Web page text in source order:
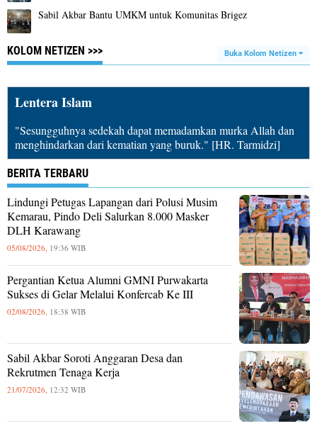
Sabil Akbar Bantu UMKM untuk Komunitas Brigez
KOLOM NETIZEN >>> Buka Kolom Netizen
Lentera Islam
"Sesungguhnya sedekah dapat memadamkan murka Allah dan
menghindarkan dari kematian yang buruk." [HR. Tarmidzi]
BERITA TERBARU
Lindungi Petugas Lapangan dari Polusi Musim
Kemarau, Pindo Deli Salurkan 8.000 Masker
DLH Karawang
05/08/2026, 19:36 WIB
Pergantian Ketua Alumni GMNI Purwakarta
Sukses di Gelar Melalui Konfercab Ke III
02/08/2026, 18:38 WIB
Sabil Akbar Soroti Anggaran Desa dan
Rekrutmen Tenaga Kerja
21/07/2026, 12:32 WIB